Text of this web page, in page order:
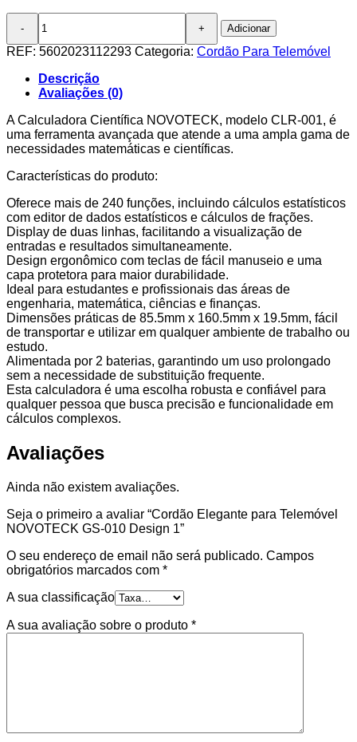
Quantidade
Cordão
para
Telemóvel
GS-
010
Design
Adicionar
REF: 5602023112293 Categoria: Cordão Para Telemóvel
Descrição
Avaliações (0)
A Calculadora Científica NOVOTECK, modelo CLR-001, é
uma ferramenta avançada que atende a uma ampla gama de
necessidades matemáticas e científicas.
Características do produto:
Oferece mais de 240 funções, incluindo cálculos estatísticos
com editor de dados estatísticos e cálculos de frações.
Display de duas linhas, facilitando a visualização de
entradas e resultados simultaneamente.
Design ergonômico com teclas de fácil manuseio e uma
capa protetora para maior durabilidade.
Ideal para estudantes e profissionais das áreas de
engenharia, matemática, ciências e finanças.
Dimensões práticas de 85.5mm x 160.5mm x 19.5mm, fácil
de transportar e utilizar em qualquer ambiente de trabalho ou
estudo.
Alimentada por 2 baterias, garantindo um uso prolongado
sem a necessidade de substituição frequente.
Esta calculadora é uma escolha robusta e confiável para
qualquer pessoa que busca precisão e funcionalidade em
cálculos complexos.
Avaliações
Ainda não existem avaliações.
Seja o primeiro a avaliar “Cordão Elegante para Telemóvel
NOVOTECK GS-010 Design 1”
O seu endereço de email não será publicado. Campos
obrigatórios marcados com *
A sua classificação
A sua avaliação sobre o produto *